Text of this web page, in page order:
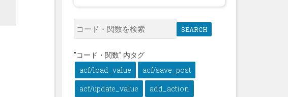
SEARCH
"コード・関数" 内タグ
acf/load_value
acf/save_post
acf/update_value
add_action